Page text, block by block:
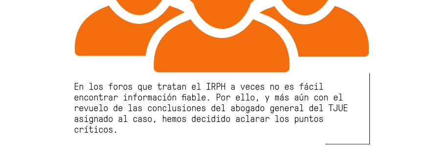
En los foros que tratan el IRPH a veces no es fácil
encontrar información fiable. Por ello, y más aún con el
revuelo de las conclusiones del abogado general del TJUE
asignado al caso, hemos decidido aclarar los puntos
críticos.